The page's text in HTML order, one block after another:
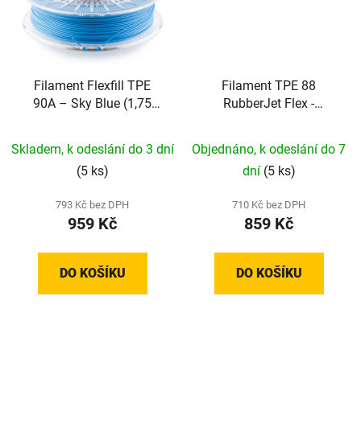
Filament Flexfill TPE
90A – Sky Blue (1,75
Skladem, k odeslání do 3 dní
(5 ks)
793 Kč bez DPH
959 Kč
DO KOŠÍKU
Filament TPE 88
RubberJet Flex -
Objednáno, k odeslání do 7
dní (5 ks)
710 Kč bez DPH
859 Kč
DO KOŠÍKU